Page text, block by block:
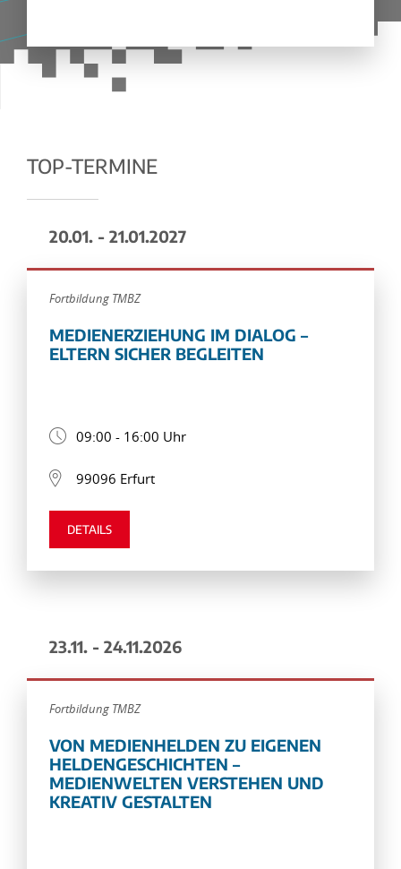
TOP-TERMINE
20.01. - 21.01.2027
Fortbildung TMBZ
MEDIENERZIEHUNG IM DIALOG –
ELTERN SICHER BEGLEITEN
09:00 - 16:00 Uhr
99096 Erfurt
DETAILS
23.11. - 24.11.2026
Fortbildung TMBZ
VON MEDIENHELDEN ZU EIGENEN
HELDENGESCHICHTEN –
MEDIENWELTEN VERSTEHEN UND
KREATIV GESTALTEN